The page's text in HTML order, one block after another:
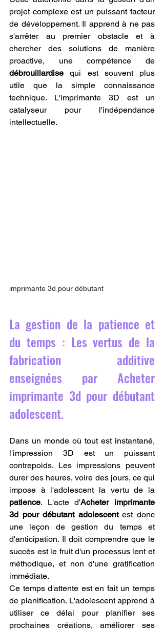
projet complexe est un puissant facteur
de développement. Il apprend à ne pas
s'arrêter au premier obstacle et à
chercher des solutions de manière
débrouillardise qui est souvent plus
utile que la simple connaissance
technique. L'imprimante 3D est un
catalyseur pour l'indépendance
intellectuelle.
imprimante 3d pour débutant
La gestion de la patience et
du temps : Les vertus de la
fabrication additive
enseignées par Acheter
imprimante 3d pour débutant
adolescent.
Dans un monde où tout est instantané,
l'impression 3D est un puissant
contrepoids. Les impressions peuvent
durer des heures, voire des jours, ce qui
patience. L'acte d'Acheter imprimante
3d pour débutant adolescent est donc
une leçon de gestion du temps et
d'anticipation. Il doit comprendre que le
succès est le fruit d'un processus lent et
méthodique, et non d'une gratification
immédiate.
Ce temps d'attente est en fait un temps
de planification. L'adolescent apprend à
utiliser ce délai pour planifier ses
prochaines créations, améliorer ses